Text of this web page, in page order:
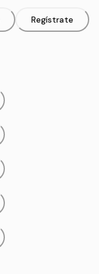
Regístrate